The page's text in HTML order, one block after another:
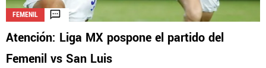
FEMENIL
Atención: Liga MX pospone el partido del
Femenil vs San Luis